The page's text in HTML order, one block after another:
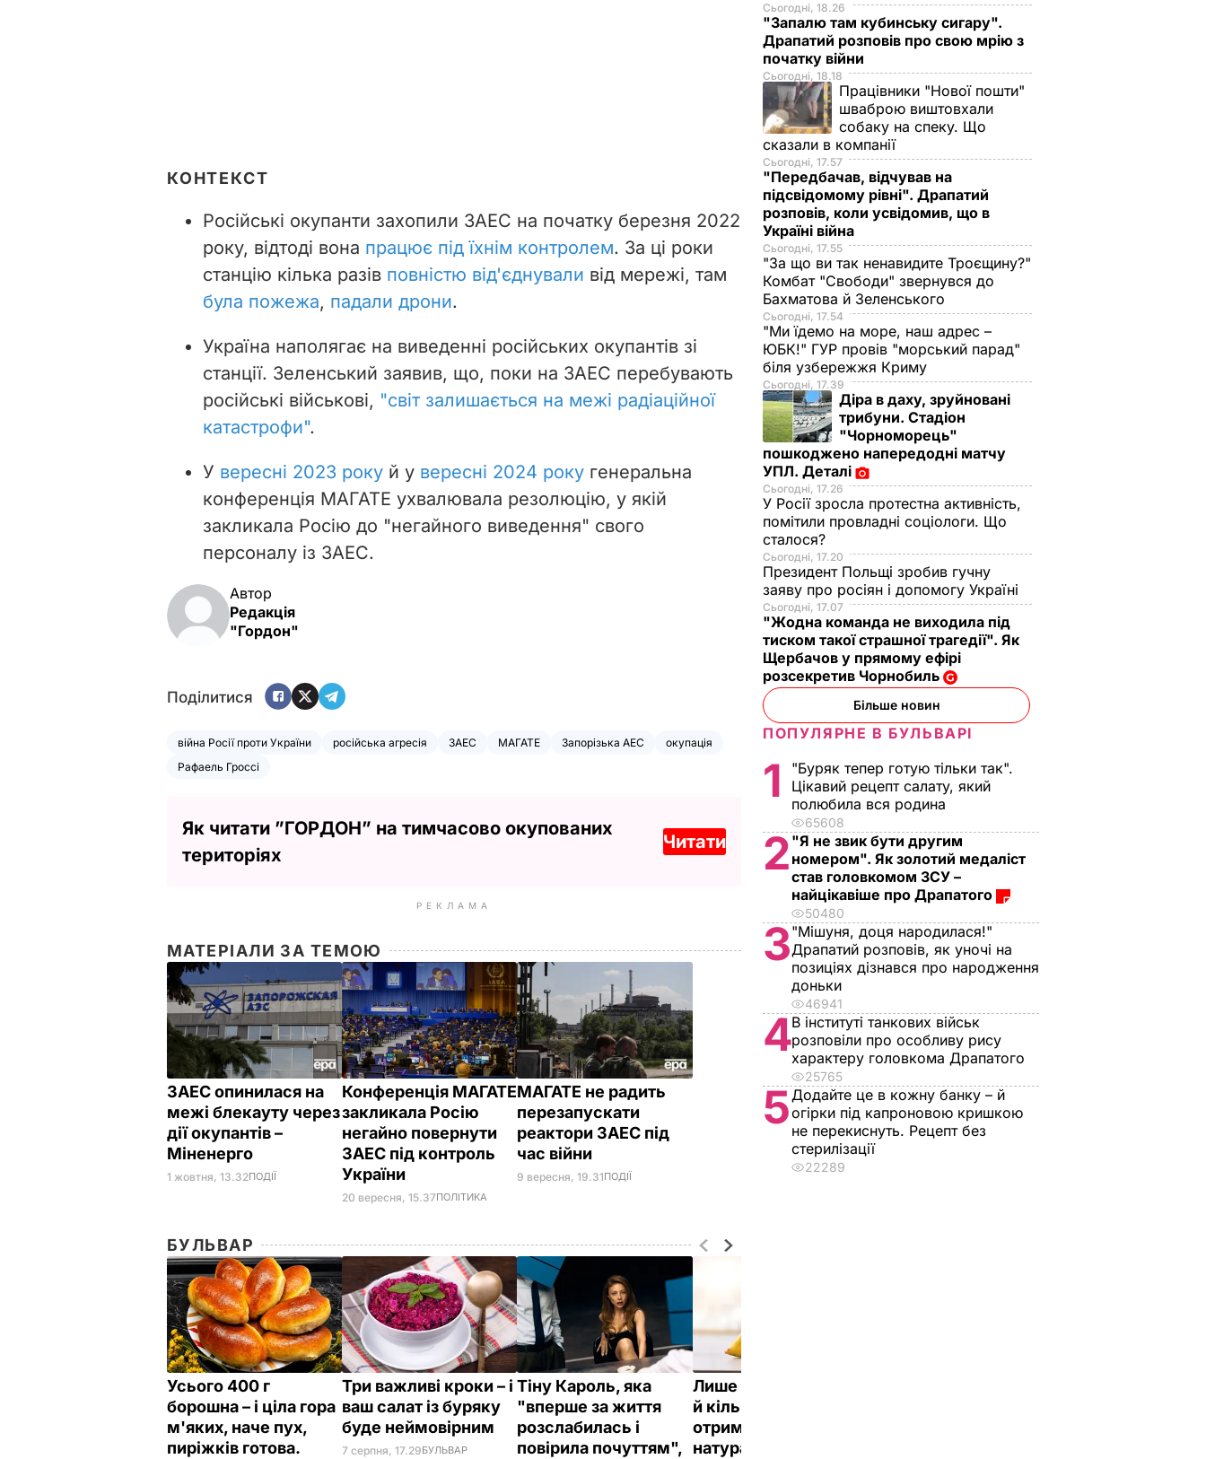
КОНТЕКСТ
Російські окупанти захопили ЗАЕС на початку березня 2022
року, відтоді вона працює під їхнім контролем. За ці роки
станцію кілька разів повністю від'єднували від мережі, там
була пожежа, падали дрони.
Україна наполягає на виведенні російських окупантів зі
станції. Зеленський заявив, що, поки на ЗАЕС перебувають
російські військові, "світ залишається на межі радіаційної
катастрофи".
У вересні 2023 року й у вересні 2024 року генеральна
конференція МАГАТЕ ухвалювала резолюцію, у якій
закликала Росію до "негайного виведення" свого
персоналу із ЗАЕС.
Автор
Редакція
"Гордон"
Поділитися
війна Росії проти України російська агресія ЗАЕС МАГАТЕ Запорізька АЕС
окупація
Рафаель Гроссі
Як читати ”ГОРДОН” на тимчасово окупованих
територіях
Читати
РЕКЛАМА
МАТЕРІАЛИ ЗА ТЕМОЮ
ЗАЕС опинилася на
межі блекауту через
дії окупантів –
Міненерго
1 жовтня, 13.32ПОДІЇ
Конференція МАГАТЕ
закликала Росію
негайно повернути
ЗАЕС під контроль
України
20 вересня, 15.37ПОЛІТИКА
МАГАТЕ не радить
перезапускати
реактори ЗАЕС під
час війни
9 вересня, 19.31ПОДІЇ
БУЛЬВАР
Усього 400 г
борошна – і ціла гора
м'яких, наче пух,
пиріжків готова.
Три важливі кроки – і
ваш салат із буряку
буде неймовірним
7 серпня, 17.29БУЛЬВАР
Тіну Кароль, яка
"вперше за життя
розслабилась і
повірила почуттям",
Лише три інгредієнти
й кілька хвилин – і ви
отримаєте вдома
натуральне
Сьогодні, 18.26
"Запалю там кубинську сигару".
Драпатий розповів про свою мрію з
початку війни
Сьогодні, 18.18
Працівники "Нової пошти"
шваброю виштовхали
собаку на спеку. Що
сказали в компанії
Сьогодні, 17.57
"Передбачав, відчував на
підсвідомому рівні". Драпатий
розповів, коли усвідомив, що в
Україні війна
Сьогодні, 17.55
"За що ви так ненавидите Троєщину?"
Комбат "Свободи" звернувся до
Бахматова й Зеленського
Сьогодні, 17.54
"Ми їдемо на море, наш адрес –
ЮБК!" ГУР провів "морський парад"
біля узбережжя Криму
Сьогодні, 17.39
Діра в даху, зруйновані
трибуни. Стадіон
"Чорноморець"
пошкоджено напередодні матчу
УПЛ. Деталі
Сьогодні, 17.26
У Росії зросла протестна активність,
помітили провладні соціологи. Що
сталося?
Сьогодні, 17.20
Президент Польщі зробив гучну
заяву про росіян і допомогу Україні
Сьогодні, 17.07
"Жодна команда не виходила під
тиском такої страшної трагедії". Як
Щербачов у прямому ефірі
розсекретив Чорнобиль
Більше новин
ПОПУЛЯРНЕ В БУЛЬВАРІ
1
"Буряк тепер готую тільки так".
Цікавий рецепт салату, який
полюбила вся родина
65608
2 "Я не звик бути другим
номером". Як золотий медаліст
став головкомом ЗСУ –
найцікавіше про Драпатого
50480
3"Мішуня, доця народилася!"
Драпатий розповів, як уночі на
позиціях дізнався про народження
доньки
46941
4В інституті танкових військ
розповіли про особливу рису
характеру головкома Драпатого
25765
5Додайте це в кожну банку – й
огірки під капроновою кришкою
не перекиснуть. Рецепт без
стерилізації
22289